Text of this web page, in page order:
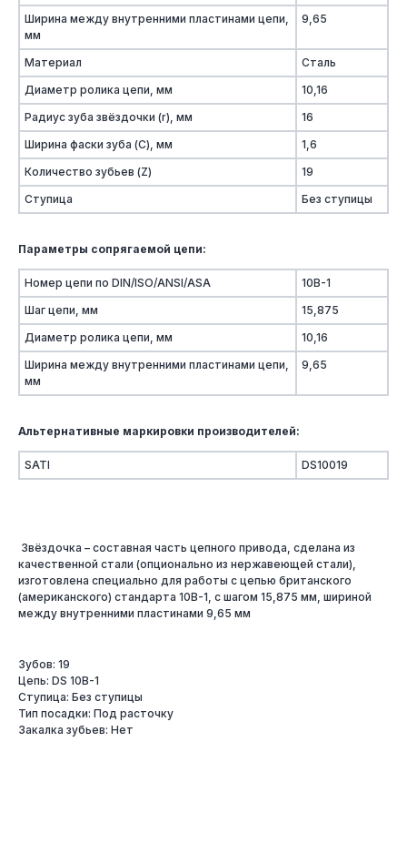
Ширина между внутренними пластинами цепи,
мм
9,65
Материал
Сталь
Диаметр ролика цепи, мм
10,16
Радиус зуба звёздочки (r), мм
16
Ширина фаски зуба (C), мм
1,6
Количество зубьев (Z)
19
Ступица
Без ступицы
Параметры сопрягаемой цепи:
Номер цепи по DIN/ISO/ANSI/ASA
10B-1
Шаг цепи, мм
15,875
Диаметр ролика цепи, мм
10,16
Ширина между внутренними пластинами цепи,
мм
9,65
Альтернативные маркировки производителей:
SATI DS10019
Звёздочка – составная часть цепного привода, сделана из
качественной стали (опционально из нержавеющей стали),
изготовлена специально для работы с цепью британского
(американского) стандарта 10B-1, с шагом 15,875 мм, шириной
между внутренними пластинами 9,65 мм
Зубов: 19
Цепь: DS 10B-1
Ступица: Без ступицы
Тип посадки: Под расточку
Закалка зубьев: Нет